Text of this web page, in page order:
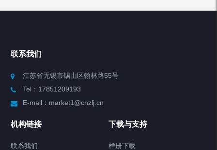
产品列表
制冷加热动态控温系统
联系我们
江苏省无锡市锡山区翰林路55号
Tel：17851209193
E-mail：market1@cnzlj.cn
机构链接
联系我们
下载与支持
样册下载